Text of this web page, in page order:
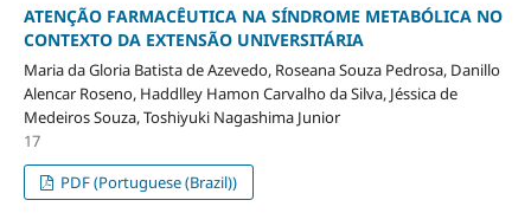
ATENÇÃO FARMACÊUTICA NA SÍNDROME METABÓLICA NO
CONTEXTO DA EXTENSÃO UNIVERSITÁRIA
Maria da Gloria Batista de Azevedo, Roseana Souza Pedrosa, Danillo
Alencar Roseno, Haddlley Hamon Carvalho da Silva, Jéssica de
Medeiros Souza, Toshiyuki Nagashima Junior
17
PDF (Portuguese (Brazil))